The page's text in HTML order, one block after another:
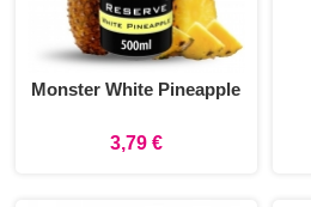
Monster White Pineapple
3,79 €